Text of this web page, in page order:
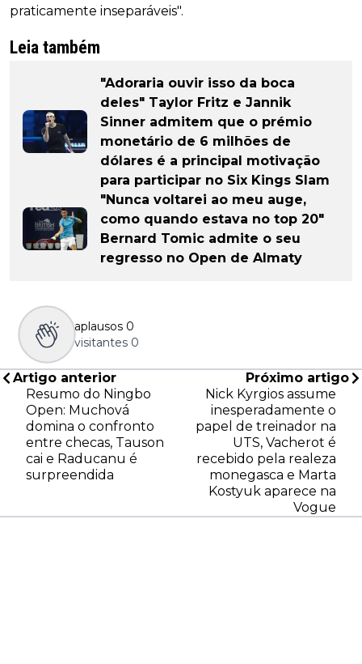
praticamente inseparáveis".
Leia também
"Adoraria ouvir isso da boca
deles" Taylor Fritz e Jannik
Sinner admitem que o prémio
monetário de 6 milhões de
dólares é a principal motivação
para participar no Six Kings Slam
"Nunca voltarei ao meu auge,
como quando estava no top 20"
Bernard Tomic admite o seu
regresso no Open de Almaty
aplausos 0
visitantes 0
Artigo anterior
Resumo do Ningbo
Open: Muchová
domina o confronto
entre checas, Tauson
cai e Raducanu é
surpreendida
Próximo artigo
Nick Kyrgios assume
inesperadamente o
papel de treinador na
UTS, Vacherot é
recebido pela realeza
monegasca e Marta
Kostyuk aparece na
Vogue